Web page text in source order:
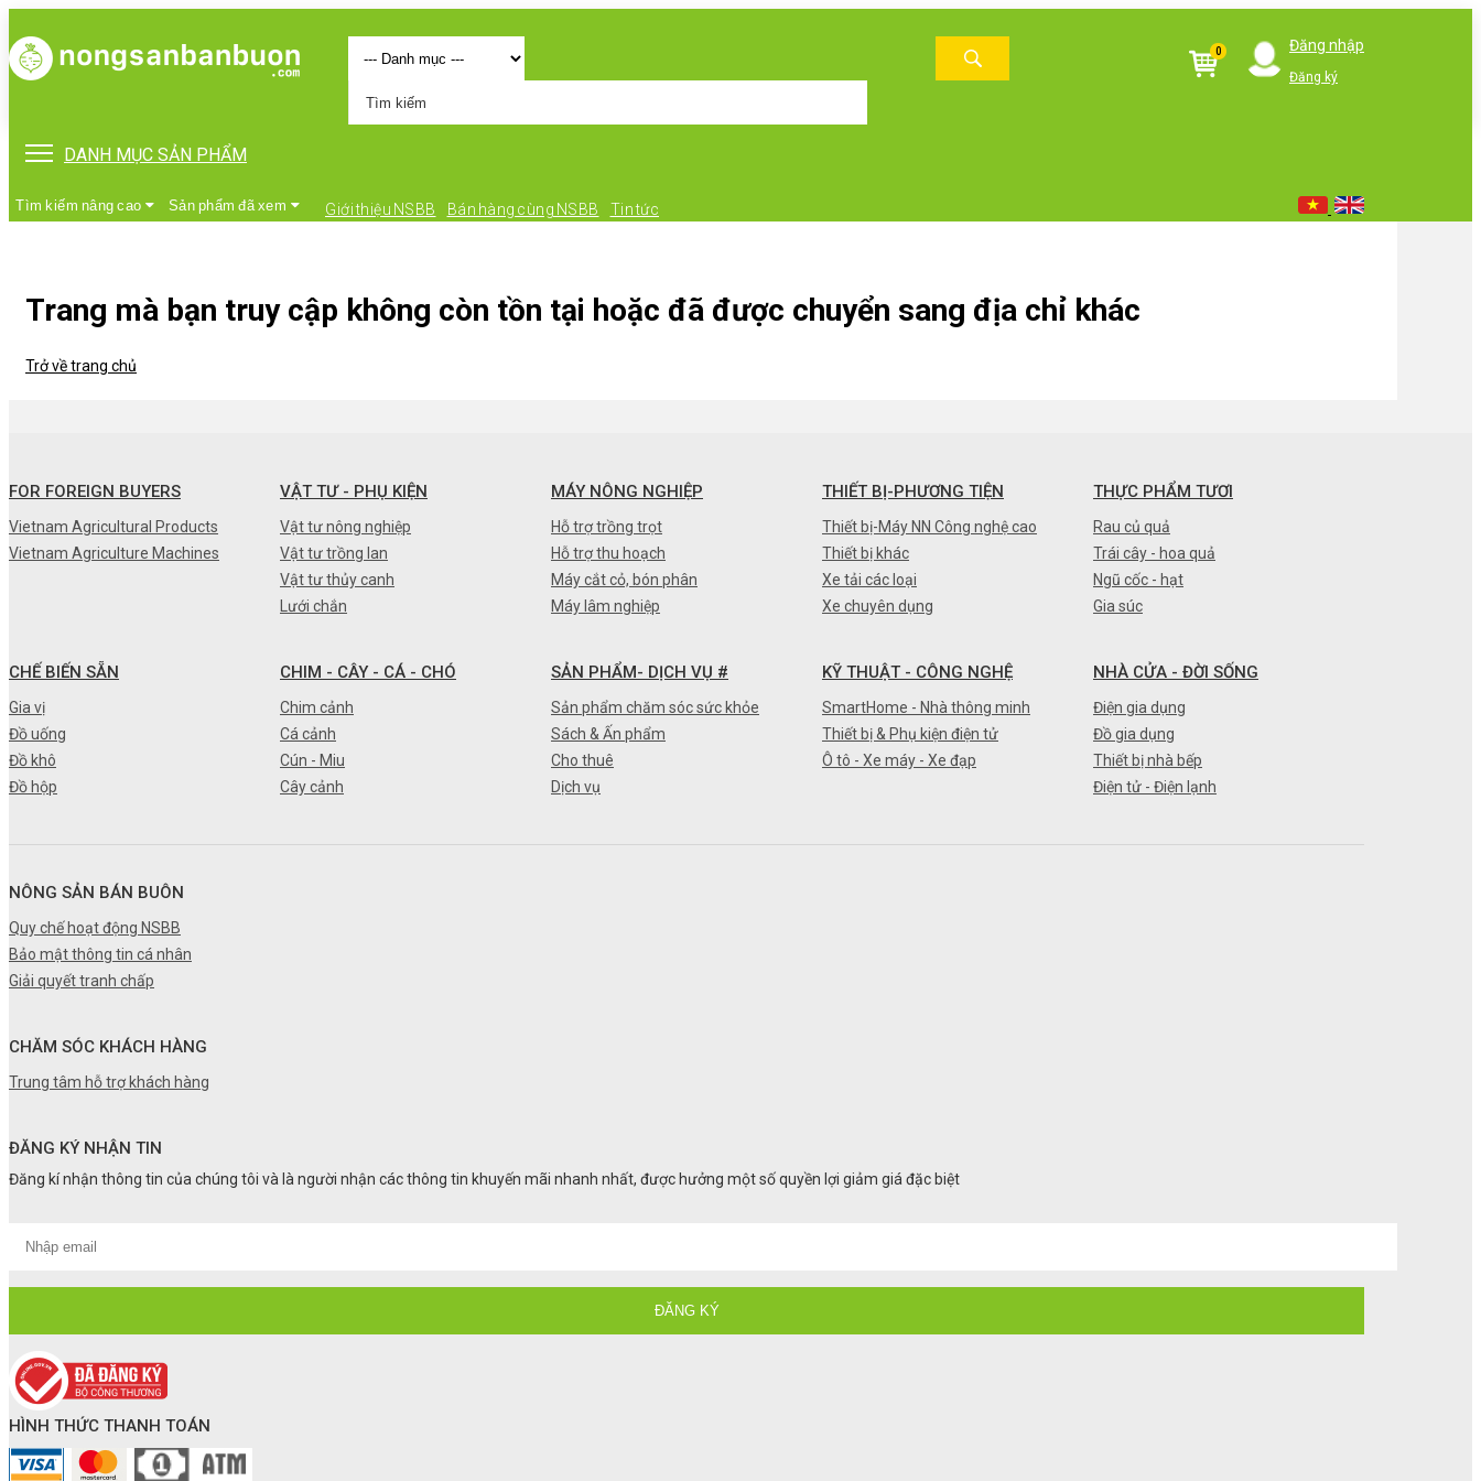
0 Đăng nhập
Đăng ký
DANH MỤC SẢN PHẨM
Tìm kiếm nâng cao Sản phẩm đã xem Giới thiệu NSBB Bán hàng cùng NSBB Tin tức
•
• Máy nông nghiệp
• Thiết bị-Phương tiện
•
• Sản phẩm- Dịch vụ #
• Kỹ thuật - Công nghệ
Trang mà bạn truy cập không còn tồn tại hoặc đã được chuyển sang địa chỉ khác
Trở về trang chủ
FOR FOREIGN BUYERS
Vietnam Agricultural Products
Vietnam Agriculture Machines
VẬT TƯ - PHỤ KIỆN
Vật tư nông nghiệp
Vật tư trồng lan
Vật tư thủy canh
Lưới chắn
MÁY NÔNG NGHIỆP
Hỗ trợ trồng trọt
Hỗ trợ thu hoạch
Máy cắt cỏ, bón phân
Máy lâm nghiệp
THIẾT BỊ-PHƯƠNG TIỆN
Thiết bị-Máy NN Công nghệ cao
Thiết bị khác
Xe tải các loại
Xe chuyên dụng
THỰC PHẨM TƯƠI
Rau củ quả
Trái cây - hoa quả
Ngũ cốc - hạt
Gia súc
CHẾ BIẾN SẴN
Gia vị
Đồ uống
Đồ khô
Đồ hộp
CHIM - CÂY - CÁ - CHÓ
Chim cảnh
Cá cảnh
Cún - Miu
Cây cảnh
SẢN PHẨM- DỊCH VỤ #
Sản phẩm chăm sóc sức khỏe
Sách & Ấn phẩm
Cho thuê
Dịch vụ
KỸ THUẬT - CÔNG NGHỆ
SmartHome - Nhà thông minh
Thiết bị & Phụ kiện điện tử
Ô tô - Xe máy - Xe đạp
NHÀ CỬA - ĐỜI SỐNG
Điện gia dụng
Đồ gia dụng
Thiết bị nhà bếp
Điện tử - Điện lạnh
NÔNG SẢN BÁN BUÔN
Quy chế hoạt động NSBB
Bảo mật thông tin cá nhân
Giải quyết tranh chấp
CHĂM SÓC KHÁCH HÀNG
Trung tâm hỗ trợ khách hàng
ĐĂNG KÝ NHẬN TIN
Đăng kí nhận thông tin của chúng tôi và là người nhận các thông tin khuyến mãi nhanh nhất, được hưởng một số quyền lợi giảm giá đặc biệt
HÌNH THỨC THANH TOÁN